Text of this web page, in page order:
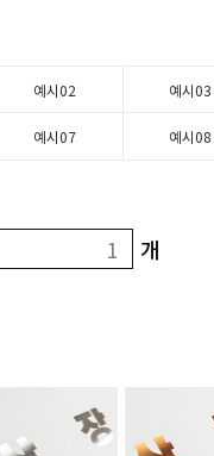
예시02 예시03
예시07 예시08
개